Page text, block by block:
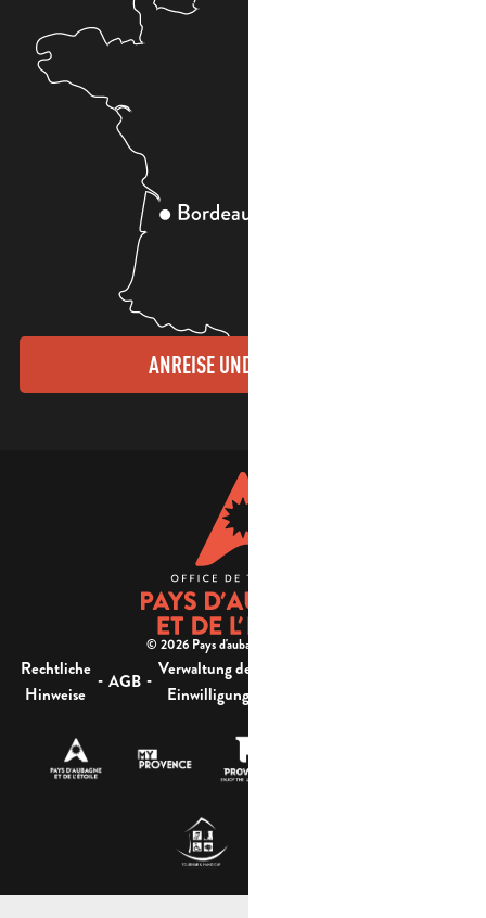
ANREISE UND KONTAKTE
© 2026 Pays d'aubagne et de l'étoile -
Rechtliche
Hinweise
- AGB - Verwaltung der
Einwilligung